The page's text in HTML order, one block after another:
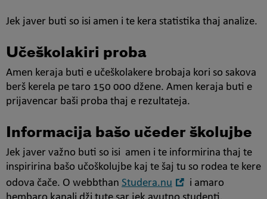
fönster
Jek javer buti so isi amen i te kera statistika thaj analize.
Učeškolakiri proba
Amen keraja buti e učeškolakere brobaja kori so sakova
berš kerela pe taro 150 000 džene. Amen keraja buti e
prijavencar baši proba thaj e rezultateja.
Informacija bašo učeder školujbe
Jek javer važno buti so isi amen i te informirina thaj te
inspiririna bašo učoškolujbe kaj te šaj tu so rodea te kere
odova čače. O webbthan Studera.nu
Öppna
i
i amaro